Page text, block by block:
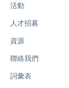
活動
人才招募
資源
聯絡我們
詞彙表